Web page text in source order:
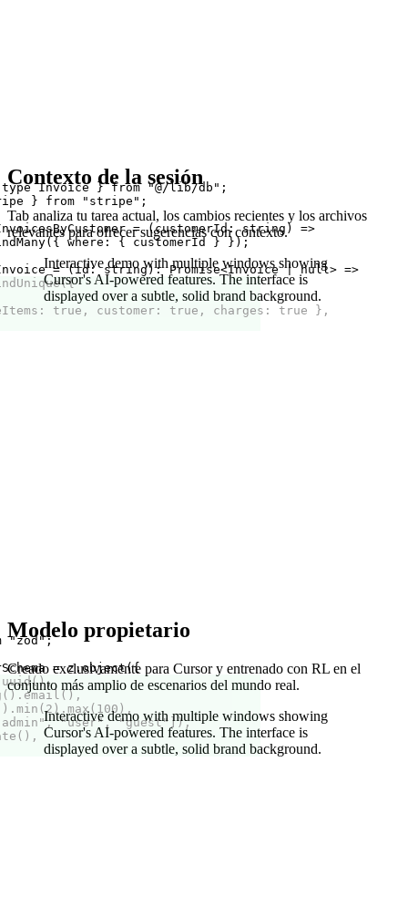
Contexto de la sesión
Tab analiza tu tarea actual, los cambios recientes y los archivos
relevantes para ofrecer sugerencias con contexto.
Interactive demo with multiple windows showing
Cursor's AI-powered features. The interface is
displayed over a subtle, solid brand background.
Invoice } from "@/lib/db";
} from "stripe";
= (customerId: string) =>
where: { customerId } });
= (id: string): Promise<Invoice | null> =>
true, customer: true, charges: true },
Modelo propietario
Creado exclusivamente para Cursor y entrenado con RL en el
conjunto más amplio de escenarios del mundo real.
Interactive demo with multiple windows showing
Cursor's AI-powered features. The interface is
displayed over a subtle, solid brand background.
"zod";
= z.object({
"user", "guest"]),